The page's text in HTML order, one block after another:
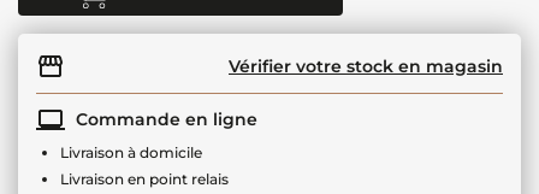
Vérifier votre stock en magasin
Commande en ligne
Livraison à domicile
Livraison en point relais